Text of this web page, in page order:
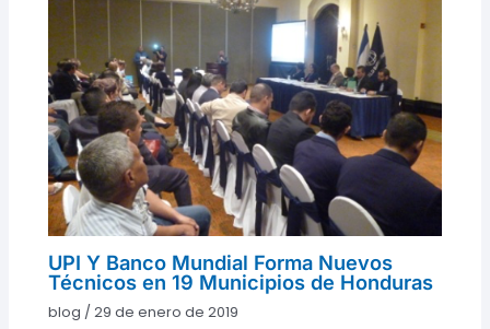
UPI Y Banco Mundial Forma Nuevos
Técnicos en 19 Municipios de Honduras
blog /29 de enero de 2019